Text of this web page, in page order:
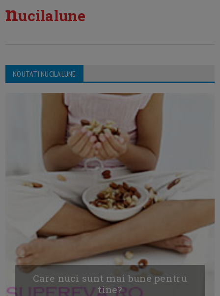
nucilalune
NOUTATI NUCILALUNE
Care nuci sunt mai bune pentru
tine?